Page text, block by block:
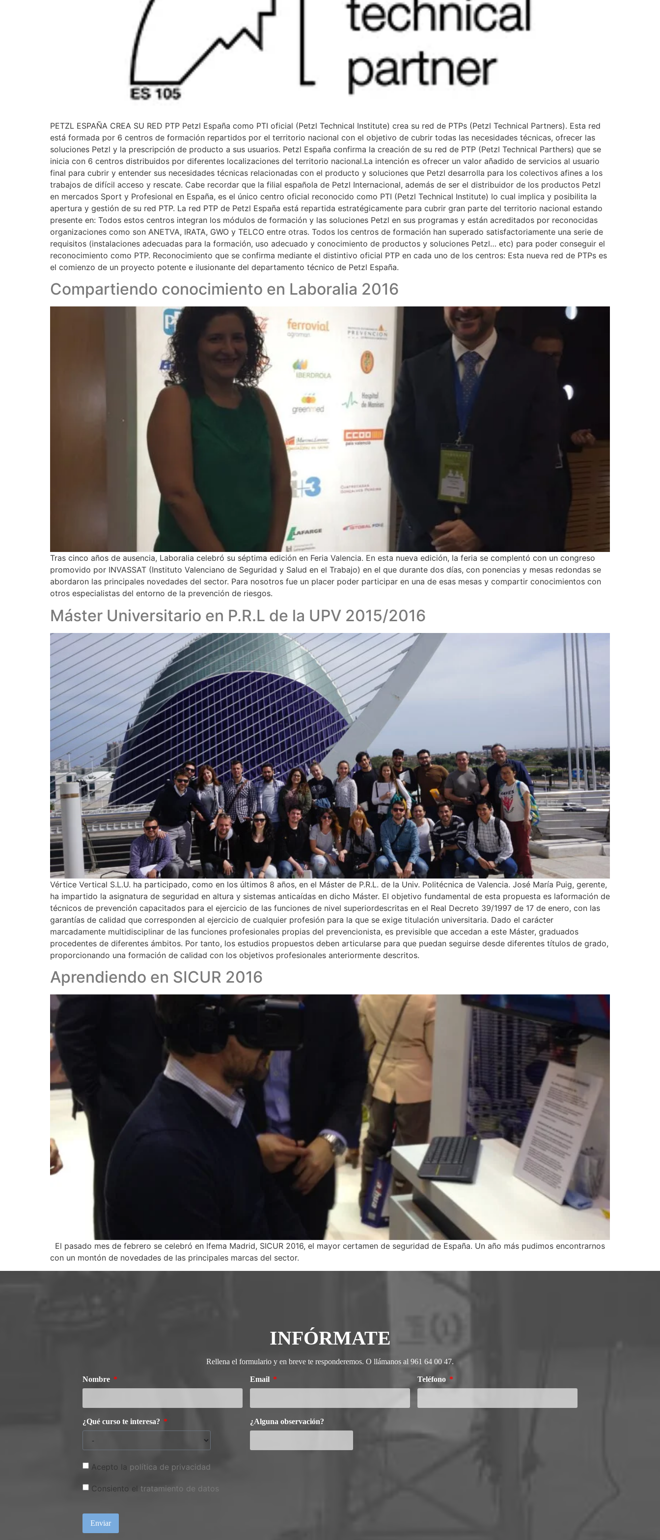
PETZL ESPAÑA CREA SU RED PTP Petzl España como PTI oficial (Petzl Technical Institute) crea su red de PTPs (Petzl Technical Partners). Esta red
está formada por 6 centros de formación repartidos por el territorio nacional con el objetivo de cubrir todas las necesidades técnicas, ofrecer las
soluciones Petzl y la prescripción de producto a sus usuarios. Petzl España confirma la creación de su red de PTP (Petzl Technical Parthers) que se
inicia con 6 centros distribuidos por diferentes localizaciones del territorio nacional.La intención es ofrecer un valor añadido de servicios al usuario
final para cubrir y entender sus necesidades técnicas relacionadas con el producto y soluciones que Petzl desarrolla para los colectivos afines a los
trabajos de difícil acceso y rescate. Cabe recordar que la filial española de Petzl Internacional, además de ser el distribuidor de los productos Petzl
en mercados Sport y Profesional en España, es el único centro oficial reconocido como PTI (Petzl Technical Institute) lo cual implica y posibilita la
apertura y gestión de su red PTP. La red PTP de Petzl España está repartida estratégicamente para cubrir gran parte del territorio nacional estando
presente en: Todos estos centros integran los módulos de formación y las soluciones Petzl en sus programas y están acreditados por reconocidas
organizaciones como son ANETVA, IRATA, GWO y TELCO entre otras. Todos los centros de formación han superado satisfactoriamente una serie de
requisitos (instalaciones adecuadas para la formación, uso adecuado y conocimiento de productos y soluciones Petzl… etc) para poder conseguir el
reconocimiento como PTP. Reconocimiento que se confirma mediante el distintivo oficial PTP en cada uno de los centros: Esta nueva red de PTPs es
el comienzo de un proyecto potente e ilusionante del departamento técnico de Petzl España.
Compartiendo conocimiento en Laboralia 2016
Tras cinco años de ausencia, Laboralia celebró su séptima edición en Feria Valencia. En esta nueva edición, la feria se complentó con un congreso
promovido por INVASSAT (Instituto Valenciano de Seguridad y Salud en el Trabajo) en el que durante dos días, con ponencias y mesas redondas se
abordaron las principales novedades del sector. Para nosotros fue un placer poder participar en una de esas mesas y compartir conocimientos con
otros especialistas del entorno de la prevención de riesgos.
Máster Universitario en P.R.L de la UPV 2015/2016
Vértice Vertical S.L.U. ha participado, como en los últimos 8 años, en el Máster de P.R.L. de la Univ. Politécnica de Valencia. José María Puig, gerente,
ha impartido la asignatura de seguridad en altura y sistemas anticaídas en dicho Máster. El objetivo fundamental de esta propuesta es laformación de
técnicos de prevención capacitados para el ejercicio de las funciones de nivel superiordescritas en el Real Decreto 39/1997 de 17 de enero, con las
garantías de calidad que corresponden al ejercicio de cualquier profesión para la que se exige titulación universitaria. Dado el carácter
marcadamente multidisciplinar de las funciones profesionales propias del prevencionista, es previsible que accedan a este Máster, graduados
procedentes de diferentes ámbitos. Por tanto, los estudios propuestos deben articularse para que puedan seguirse desde diferentes títulos de grado,
proporcionando una formación de calidad con los objetivos profesionales anteriormente descritos.
Aprendiendo en SICUR 2016
El pasado mes de febrero se celebró en Ifema Madrid, SICUR 2016, el mayor certamen de seguridad de España. Un año más pudimos encontrarnos
con un montón de novedades de las principales marcas del sector.
INFÓRMATE
Rellena el formulario y en breve te responderemos. O llámanos al 961 64 00 47.
Nombre Email Teléfono
¿Qué curso te interesa? ¿Alguna observación?
Acepto la política de privacidad
Consiento el tratamiento de datos
Enviar